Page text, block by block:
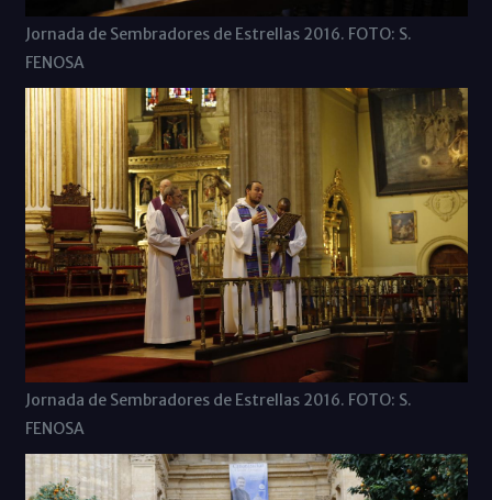
Jornada de Sembradores de Estrellas 2016. FOTO: S.
FENOSA
Jornada de Sembradores de Estrellas 2016. FOTO: S.
FENOSA